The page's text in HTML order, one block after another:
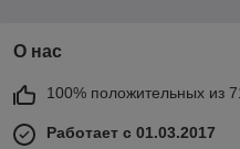
О нас
100% положительных из
Работает с 01.03.2017